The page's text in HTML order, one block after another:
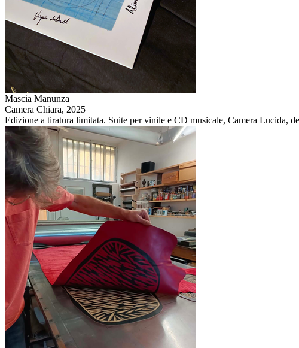
Mascia Manunza
Camera Chiara, 2025
Edizione a tiratura limitata. Suite per vinile e CD musicale, Camera Lucida,